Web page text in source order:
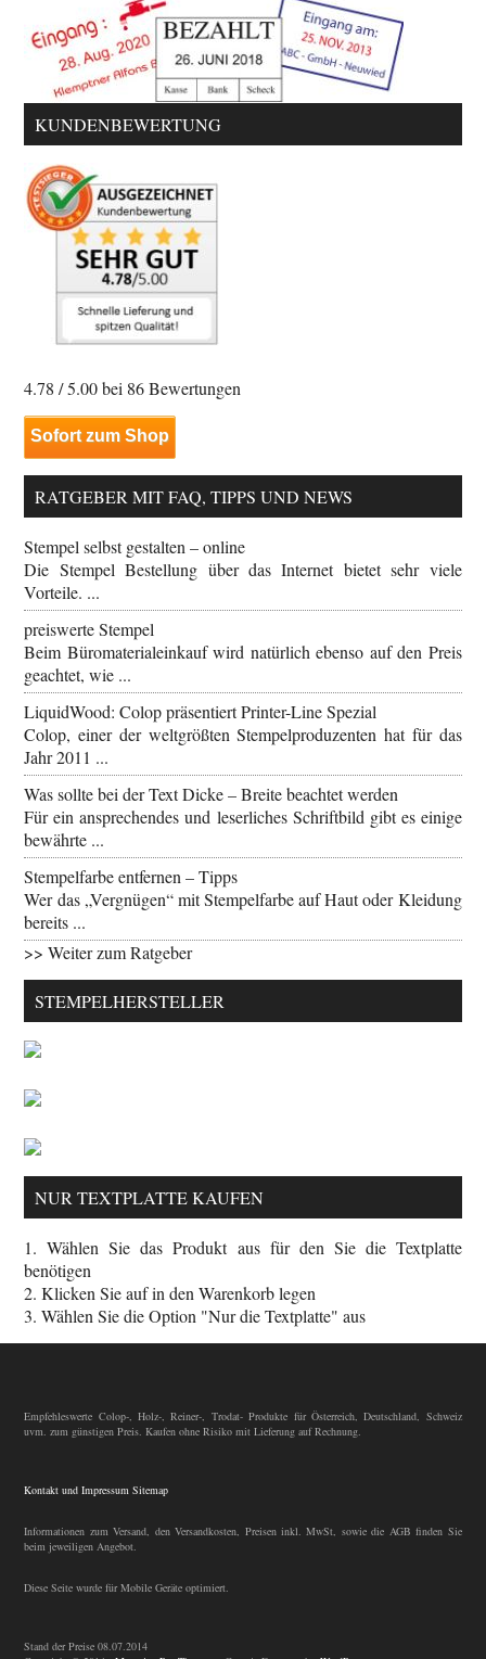
KUNDENBEWERTUNG
4.78 / 5.00 bei 86Bewertungen
Sofort zum Shop
RATGEBER MIT FAQ, TIPPS UND NEWS
Stempel selbst gestalten – online
Die Stempel Bestellung über das Internet bietet sehr viele
Vorteile. ...
preiswerte Stempel
Beim Büromaterialeinkauf wird natürlich ebenso auf den Preis
geachtet, wie ...
LiquidWood: Colop präsentiert Printer-Line Spezial
Colop, einer der weltgrößten Stempelproduzenten hat für das
Jahr 2011 ...
Was sollte bei der Text Dicke – Breite beachtet werden
Für ein ansprechendes und leserliches Schriftbild gibt es einige
bewährte ...
Stempelfarbe entfernen – Tipps
Wer das „Vergnügen“ mit Stempelfarbe auf Haut oder Kleidung
bereits ...
>> Weiter zum Ratgeber
STEMPELHERSTELLER
NUR TEXTPLATTE KAUFEN
1. Wählen Sie das Produkt aus für den Sie die Textplatte
benötigen
2. Klicken Sie auf in den Warenkorb legen
3. Wählen Sie die Option "Nur die Textplatte" aus
Empfehleswerte Colop-, Holz-, Reiner-, Trodat- Produkte für Österreich, Deutschland, Schweiz
uvm. zum günstigen Preis. Kaufen ohne Risiko mit Lieferung auf Rechnung.
Kontakt und Impressum Sitemap
Informationen zum Versand, den Versandkosten, Preisen inkl. MwSt, sowie die AGB finden Sie
beim jeweiligen Angebot.
Diese Seite wurde für Mobile Geräte optimiert.
Stand der Preise 08.07.2014